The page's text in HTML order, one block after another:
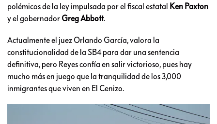
polémicos de la ley impulsada por el fiscal estatal
Ken Paxton
y el gobernador Greg Abbott.
Actualmente el juez Orlando García, valora la
constitucionalidad de la SB4 para dar una sentencia
definitiva, pero Reyes confía en salir victorioso, pues hay
mucho más en juego que la tranquilidad de los 3,000
inmigrantes que viven en El Cenizo.